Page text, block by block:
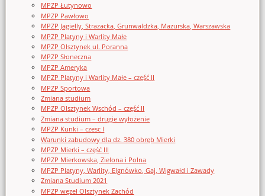
MPZP Łutynowo
MPZP Pawłowo
MPZP Jagielly, Strazacka, Grunwaldzka, Mazurska, Warszawska
MPZP Platyny i Warlity Małe
MPZP Olsztynek ul. Poranna
MPZP Słoneczna
MPZP Ameryka
MPZP Platyny i Warlity Małe – część II
MPZP Sportowa
Zmiana studium
MPZP Olsztynek Wschód – część II
Zmiana studium – drugie wyłożenie
MPZP Kunki – czesc I
Warunki zabudowy dla dz. 380 obręb Mierki
MPZP Mierki – część III
MPZP Mierkowska, Zielona i Polna
MPZP Platyny, Warlity, Elgnówko, Gaj, Wigwałd i Zawady
Zmiana Studium 2021
MPZP węzeł Olsztynek Zachód